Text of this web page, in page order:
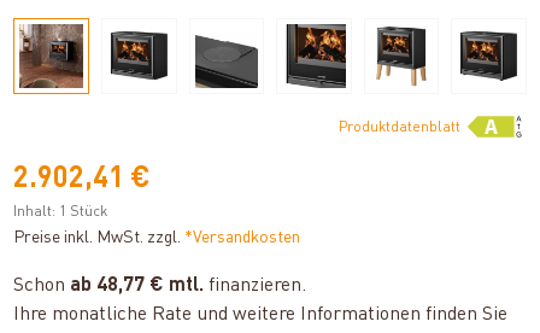
Produktdatenblatt
2.902,41 €
Inhalt: 1 Stück
Preise inkl. MwSt. zzgl. *Versandkosten
Schon ab 48,77 € mtl. finanzieren.
Ihre monatliche Rate und weitere Informationen finden Sie